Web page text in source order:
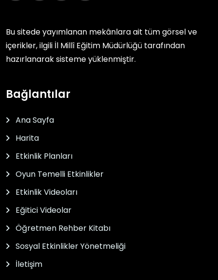
Bu sitede yayımlanan mekânlara ait tüm görsel ve
içerikler, ilgili İl Millî Eğitim Müdürlüğü tarafından
hazırlanarak sisteme yüklenmiştir.
Bağlantılar
Ana Sayfa
Harita
Etkinlik Planları
Oyun Temelli Etkinlikler
Etkinlik Videoları
Eğitici Videolar
Öğretmen Rehber Kitabı
Sosyal Etkinlikler Yönetmeliği
İletişim